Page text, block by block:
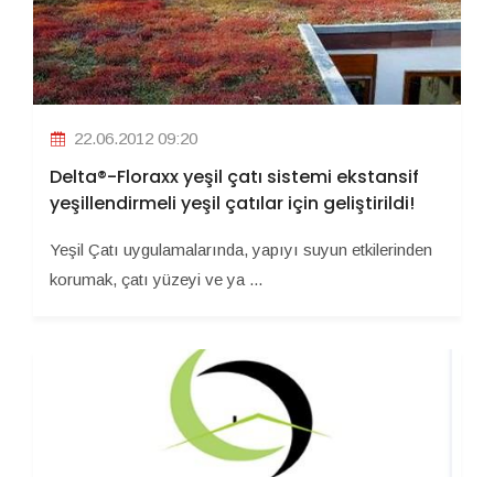
22.06.2012 09:20
Delta®-Floraxx yeşil çatı sistemi ekstansif
yeşillendirmeli yeşil çatılar için geliştirildi!
Yeşil Çatı uygulamalarında, yapıyı suyun etkilerinden
korumak, çatı yüzeyi ve ya ...